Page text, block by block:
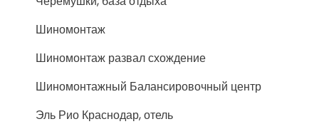
Шиномонтаж
Шиномонтаж развал схождение
Шиномонтажный Балансировочный центр
Эль Рио Краснодар, отель